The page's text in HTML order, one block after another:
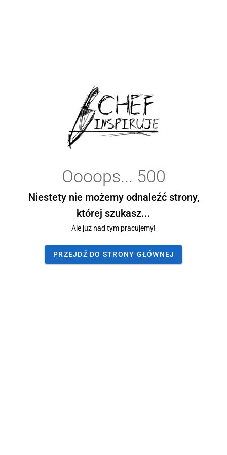
Oooops... 500
Niestety nie możemy odnaleźć strony,
której szukasz...
Ale już nad tym pracujemy!
PRZEJDŹ DO STRONY GŁÓWNEJ